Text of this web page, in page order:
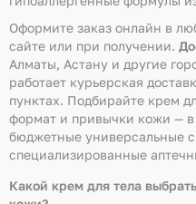
Оформите заказ онлайн в
сайте или при получении.
Алматы, Астану и другие
работает курьерская
пунктах. Подбирайте крем
формат и привычки кожи — в
бюджетные универсальные
специализированные
Какой крем для тела